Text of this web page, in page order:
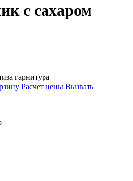
с сахаром
гарнитура
Расчет цены Вызвать